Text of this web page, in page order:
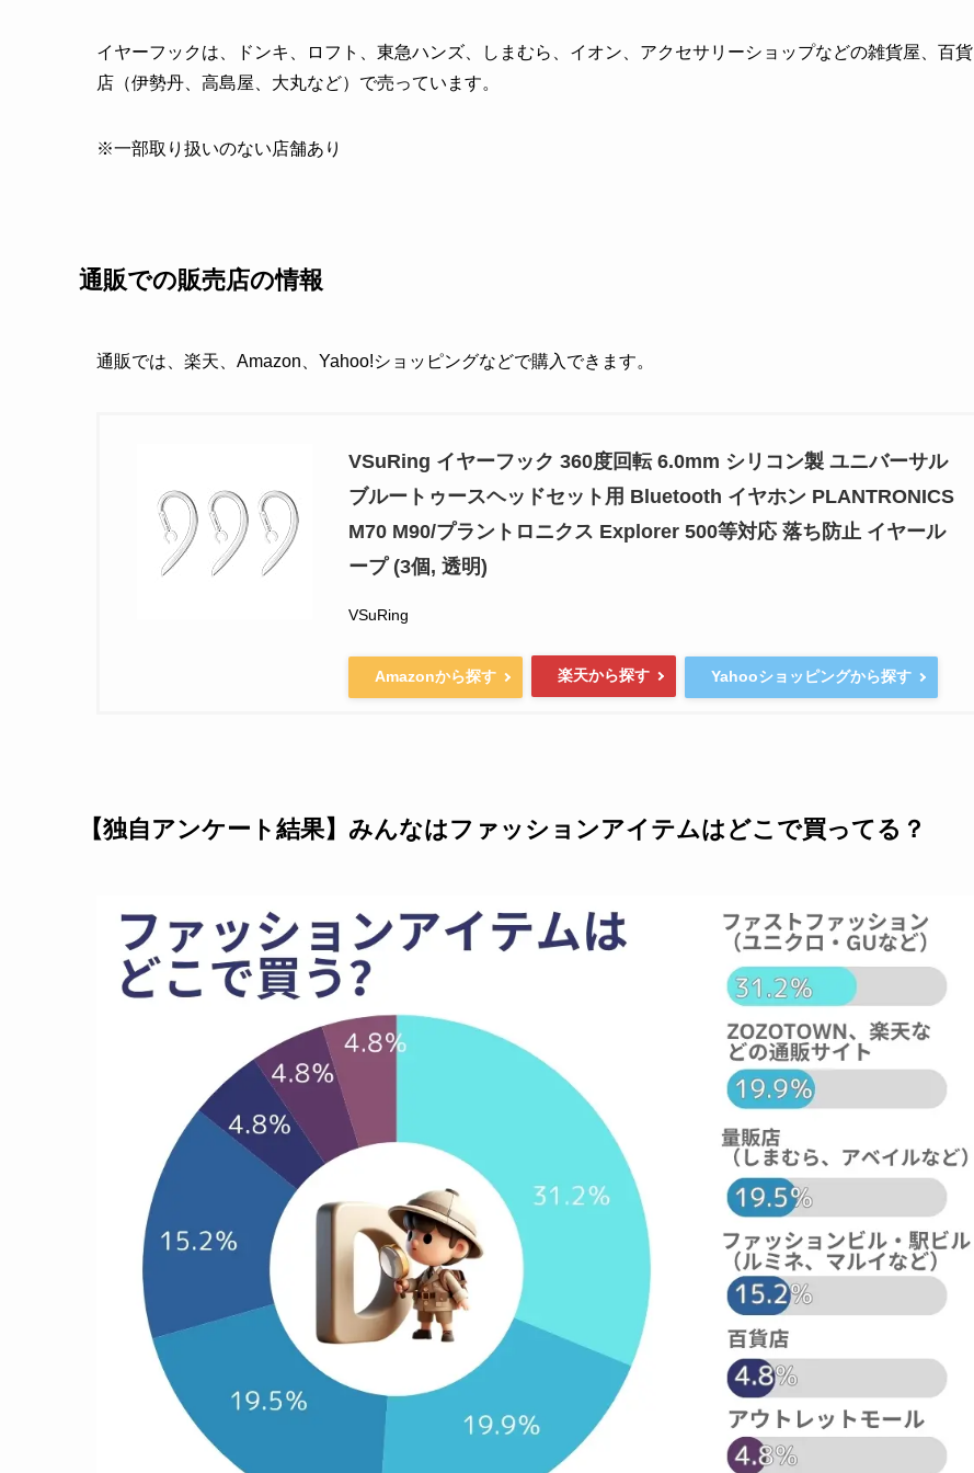
イヤーフックは、ドンキ、ロフト、東急ハンズ、しまむら、イオン、アクセサリーショップなどの雑貨屋、百貨
店（伊勢丹、高島屋、大丸など）で売っています。
※一部取り扱いのない店舗あり
通販での販売店の情報
通販では、楽天、Amazon、Yahoo!ショッピングなどで購入できます。
VSuRing イヤーフック 360度回転 6.0mm シリコン製 ユニバーサル
ブルートゥースヘッドセット用 Bluetooth イヤホン PLANTRONICS
M70 M90/プラントロニクス Explorer 500等対応 落ち防止 イヤール
ープ (3個, 透明)
VSuRing
Amazonから探す 楽天から探す Yahooショッピングから探す
【独自アンケート結果】みんなはファッションアイテムはどこで買ってる？